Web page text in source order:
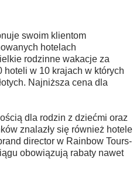
swoim klientom
hotelach
rodzinne wakacje za
hoteli w 10 krajach w których
Najniższa cena dla
dla rodzin z dziećmi oraz
znalazły się również hotele
director w Rainbow Tours-
obowiązują rabaty nawet